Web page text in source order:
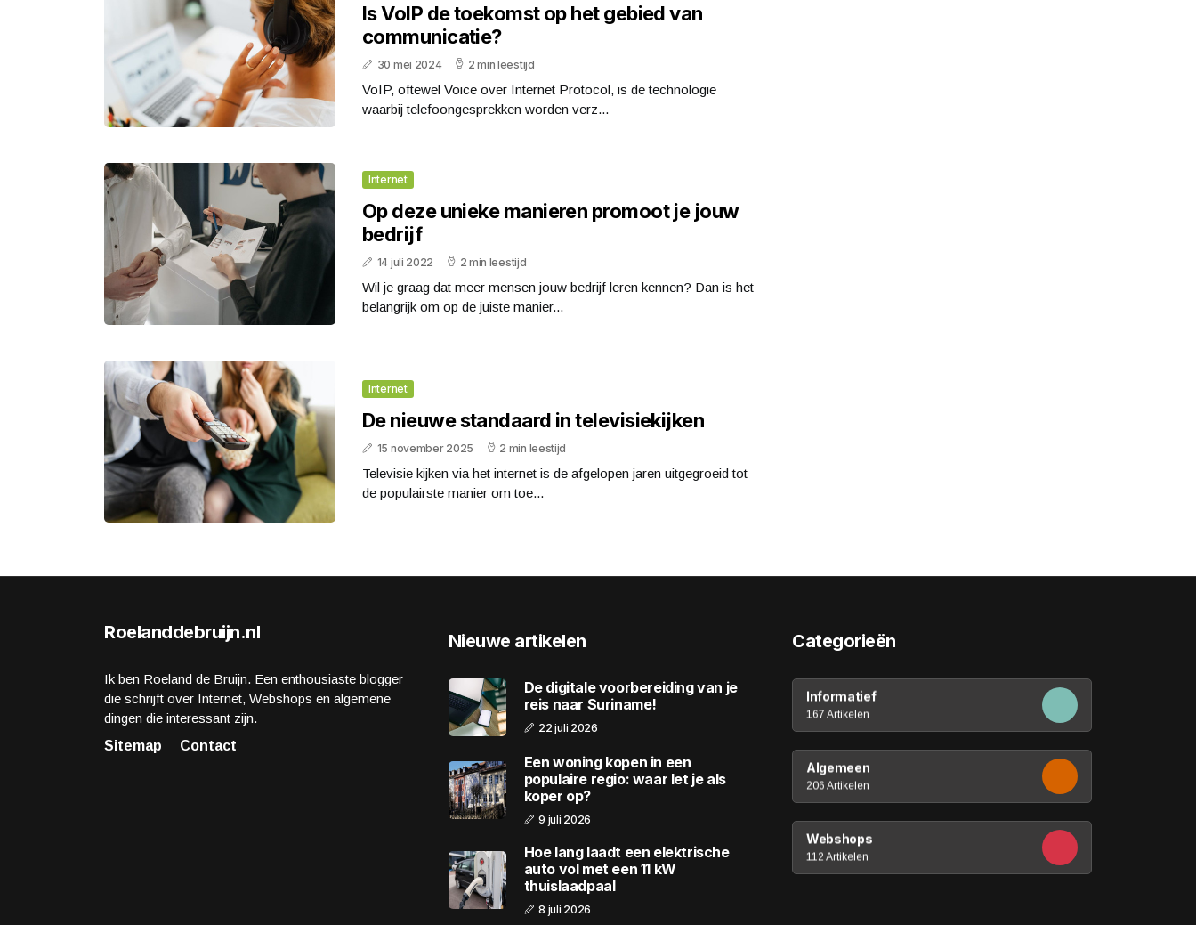
Is VoIP de toekomst op het gebied van
communicatie?
30 mei 2024 2 min leestijd
VoIP, oftewel Voice over Internet Protocol, is de technologie
waarbij telefoongesprekken worden verz...
Internet
Op deze unieke manieren promoot je jouw
bedrijf
14 juli 2022 2 min leestijd
Wil je graag dat meer mensen jouw bedrijf leren kennen? Dan is het
belangrijk om op de juiste manier...
Internet
De nieuwe standaard in televisiekijken
15 november 2025 2 min leestijd
Televisie kijken via het internet is de afgelopen jaren uitgegroeid tot
de populairste manier om toe...
Roelanddebruijn.nl
Ik ben Roeland de Bruijn. Een enthousiaste blogger
die schrijft over Internet, Webshops en algemene
dingen die interessant zijn.
Sitemap
Contact
Nieuwe artikelen
De digitale voorbereiding van je
reis naar Suriname!
22 juli 2026
Een woning kopen in een
populaire regio: waar let je als
koper op?
9 juli 2026
Hoe lang laadt een elektrische
auto vol met een 11 kW
thuislaadpaal
8 juli 2026
Categorieën
Informatief
167 Artikelen
Algemeen
206 Artikelen
Webshops
112 Artikelen